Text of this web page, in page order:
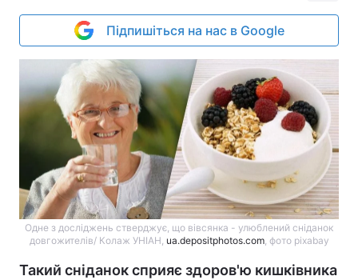
Підпишіться на нас в Google
Одне з досліджень стверджує, що вівсянка - улюблений сніданок
довгожителів/ Колаж УНІАН, ua.depositphotos.com, фото pixabay
Такий сніданок сприяє здоров'ю кишківника